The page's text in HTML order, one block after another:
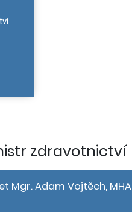
zdravotnictví
Mgr. Adam Vojtěch, MHA